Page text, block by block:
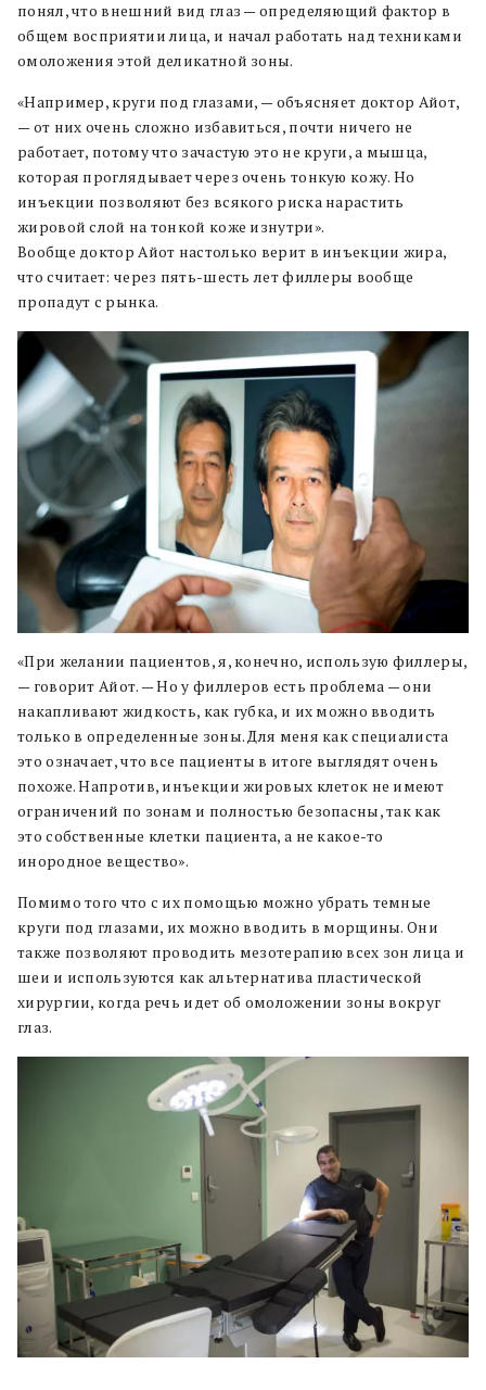
понял, что внешний вид глаз — определяющий фактор в
общем восприятии лица, и начал работать над техниками
омоложения этой деликатной зоны.
«Например, круги под глазами, — объясняет доктор Айот,
— от них очень сложно избавиться, почти ничего не
работает, потому что зачастую это не круги, а мышца,
которая проглядывает через очень тонкую кожу. Но
инъекции позволяют без всякого риска нарастить
жировой слой на тонкой коже изнутри».
Вообще доктор Айот настолько верит в инъекции жира,
что считает: через пять-шесть лет филлеры вообще
пропадут с рынка.
«При желании пациентов, я, конечно, использую филлеры,
— говорит Айот. — Но у филлеров есть проблема — они
накапливают жидкость, как губка, и их можно вводить
только в определенные зоны. Для меня как специалиста
это означает, что все пациенты в итоге выглядят очень
похоже. Напротив, инъекции жировых клеток не имеют
ограничений по зонам и полностью безопасны, так как
это собственные клетки пациента, а не какое-то
инородное вещество».
Помимо того что с их помощью можно убрать темные
круги под глазами, их можно вводить в морщины. Они
также позволяют проводить мезотерапию всех зон лица и
шеи и используются как альтернатива пластической
хирургии, когда речь идет об омоложении зоны вокруг
глаз.